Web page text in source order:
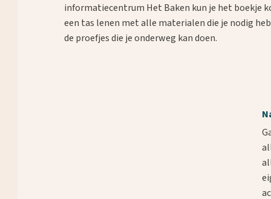
informatiecentrum Het Baken kun je het boekje
een tas lenen met alle materialen die je nodig
de proefjes die je onderweg kan doen.